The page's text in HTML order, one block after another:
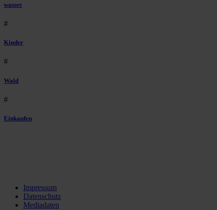
wasser
#
Kinder
#
Wald
#
Einkaufen
Impressum
Datenschutz
Mediadaten